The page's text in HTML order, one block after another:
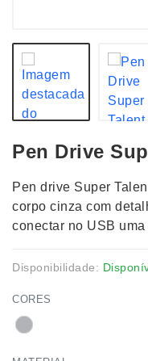
Pen Drive
Pen drive Super
corpo cinza com
conectar no USB
Disponibilidade:
CORES